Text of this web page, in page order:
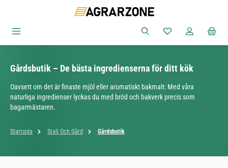
Du har 0 objekt i
Gårdsbutik – De bästa ingredienserna för ditt kök
Oavsett om det är finaste mjöl eller aromatiskt bakmalt: Med våra
naturliga ingredienser lyckas du med bröd och bakverk precis som
bagarmästaren.
Startsida Stall Och Gård Gårdsbutik